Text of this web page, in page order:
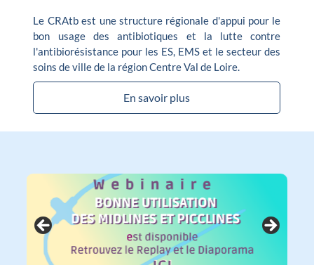
Le CRAtb est une structure régionale d'appui pour le
bon usage des antibiotiques et la lutte contre
l'antibiorésistance pour les ES, EMS et le secteur des
soins de ville de la région Centre Val de Loire.
En savoir plus